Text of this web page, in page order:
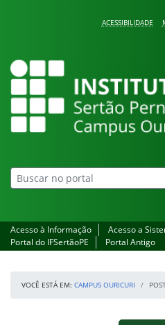
ACESSIBILIDADE
Campus
Acesso à Informação Acesso a
Portal do IFSertãoPE
Portal Antigo
VOCÊ ESTÁ EM: CAMPUS OURICURI